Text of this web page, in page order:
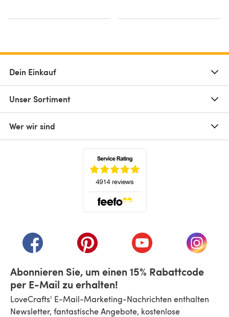
Dein Einkauf
Unser Sortiment
Wer wir sind
(öffnet sich in einem neuen Tab)
(öffnet sich in einem neuen Tab)
(öffnet sich in einem
(öffnet
Abonnieren Sie, um einen 15% Rabattcode
per E-Mail zu erhalten!
LoveCrafts' E-Mail-Marketing-Nachrichten enthalten
Newsletter, fantastische Angebote, kostenlose